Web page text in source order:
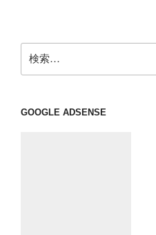
ン
索:
GOOGLE ADSENSE